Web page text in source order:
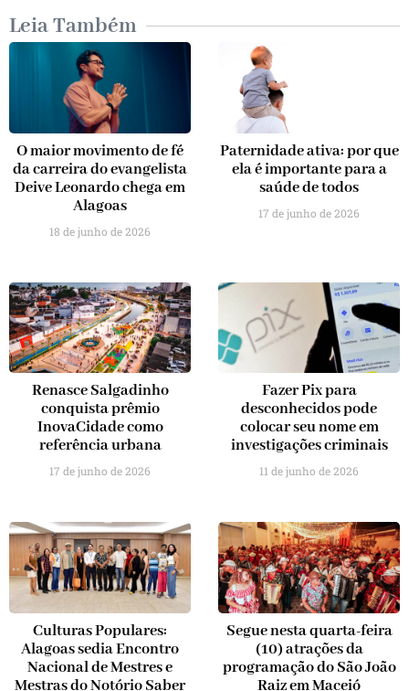
O maior movimento de fé
da carreira do evangelista
Deive Leonardo chega em
Alagoas
18 de junho de 2026
Paternidade ativa: por que
ela é importante para a
saúde de todos
17 de junho de 2026
Renasce Salgadinho
conquista prêmio
InovaCidade como
referência urbana
17 de junho de 2026
Fazer Pix para
desconhecidos pode
colocar seu nome em
investigações criminais
11 de junho de 2026
Culturas Populares:
Alagoas sedia Encontro
Nacional de Mestres e
Mestras do Notório Saber
Segue nesta quarta-feira
(10) atrações da
programação do São João
Raiz em Maceió
Leia Também